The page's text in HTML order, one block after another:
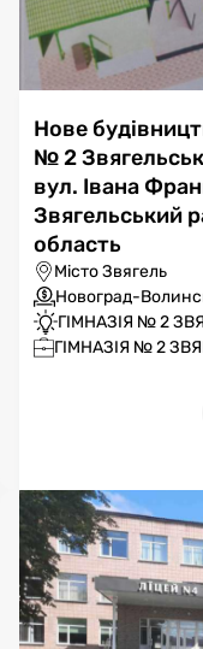
Нове
№ 2
вул. Івана
Звягельський
область
Місто Звягель
Новоград-
ГІМНАЗІЯ № 2
ГІМНАЗІЯ № 2